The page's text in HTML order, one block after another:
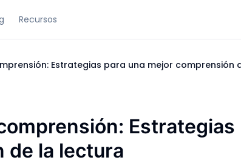
Recursos
Estrategias para una mejor comprensión
Estrategias
de la lectura